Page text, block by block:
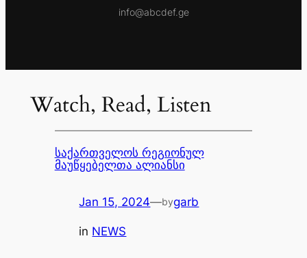
info@abcdef.ge
Watch, Read, Listen
საქართველოს რეგიონულ
მაუწყებელთა ალიანსი
Jan 15, 2024—bygarb
in NEWS